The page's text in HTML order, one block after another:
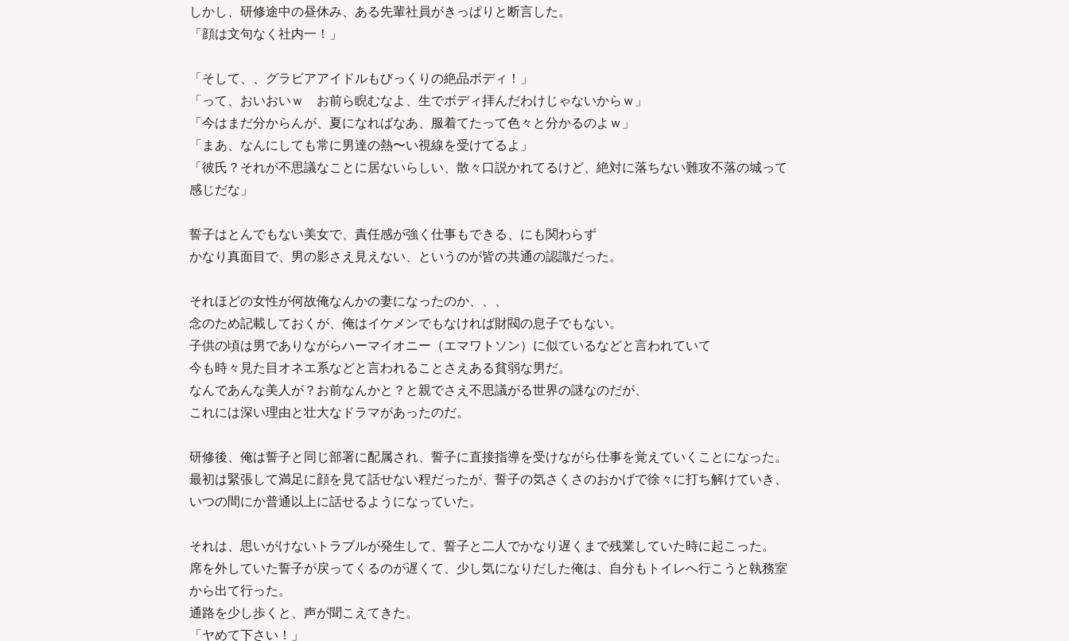
しかし、研修途中の昼休み、ある先輩社員がきっぱりと断言した。
「顔は文句なく社内一！」
「そして、、グラビアアイドルもびっくりの絶品ボディ！」
「って、おいおいｗ お前ら睨むなよ、生でボディ拝んだわけじゃないからｗ」
「今はまだ分からんが、夏になればなあ、服着てたって色々と分かるのよｗ」
「まあ、なんにしても常に男達の熱〜い視線を受けてるよ」
「彼氏？それが不思議なことに居ないらしい、散々口説かれてるけど、絶対に落ちない難攻不落の城って
感じだな」
誓子はとんでもない美女で、責任感が強く仕事もできる、にも関わらず
かなり真面目で、男の影さえ見えない、というのが皆の共通の認識だった。
それほどの女性が何故俺なんかの妻になったのか、、、
念のため記載しておくが、俺はイケメンでもなければ財閥の息子でもない。
子供の頃は男でありながらハーマイオニー（エマワトソン）に似ているなどと言われていて
今も時々見た目オネエ系などと言われることさえある貧弱な男だ。
なんであんな美人が？お前なんかと？と親でさえ不思議がる世界の謎なのだが、
これには深い理由と壮大なドラマがあったのだ。
研修後、俺は誓子と同じ部署に配属され、誓子に直接指導を受けながら仕事を覚えていくことになった。
最初は緊張して満足に顔を見て話せない程だったが、誓子の気さくさのおかげで徐々に打ち解けていき、
いつの間にか普通以上に話せるようになっていた。
それは、思いがけないトラブルが発生して、誓子と二人でかなり遅くまで残業していた時に起こった。
席を外していた誓子が戻ってくるのが遅くて、少し気になりだした俺は、自分もトイレへ行こうと執務室
から出て行った。
通路を少し歩くと、声が聞こえてきた。
「ヤめて下さい！」